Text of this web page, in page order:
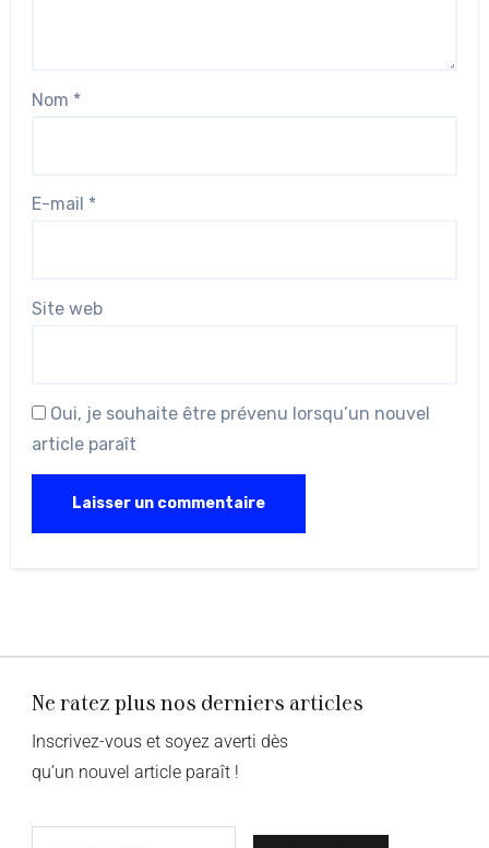
Nom *
E-mail *
Site web
Oui, je souhaite être prévenu lorsqu’un nouvel
article paraît
Ne ratez plus nos derniers articles
Inscrivez-vous et soyez averti dès
qu’un nouvel article paraît !